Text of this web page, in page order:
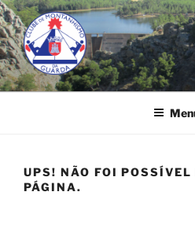
Saltar
para
o
conteúdo
CLUBE DE
UPS! NÃO FOI POSSÍVEL
PÁGINA.